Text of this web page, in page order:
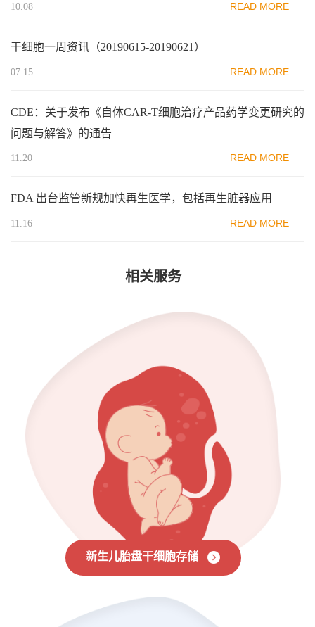
10.08 READ MORE
干细胞一周资讯（20190615-20190621）
07.15 READ MORE
CDE：关于发布《自体CAR-T细胞治疗产品药学变更研究的
问题与解答》的通告
11.20 READ MORE
FDA 出台监管新规加快再生医学，包括再生脏器应用
11.16 READ MORE
相关服务
新生儿胎盘干细胞存储